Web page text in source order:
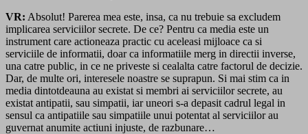
VR: Absolut! Parerea mea este, insa, ca nu trebuie sa excludem
implicarea serviciilor secrete. De ce? Pentru ca media este un
instrument care actioneaza practic cu aceleasi mijloace ca si
serviciile de informatii, doar ca informatiile merg in directii inverse,
una catre public, in ce ne priveste si cealalta catre factorul de decizie.
Dar, de multe ori, interesele noastre se suprapun. Si mai stim ca in
media dintotdeauna au existat si membri ai serviciilor secrete, au
existat antipatii, sau simpatii, iar uneori s-a depasit cadrul legal in
sensul ca antipatiile sau simpatiile unui potentat al serviciilor au
guvernat anumite actiuni injuste, de razbunare…